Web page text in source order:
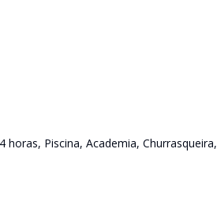
Piscina, Academia, Churrasqueira,